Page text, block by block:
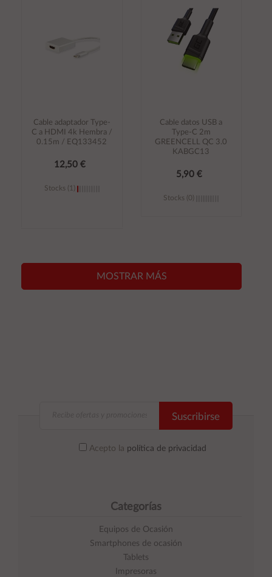
carrito
Cable adaptador Type-
C a HDMI 4k Hembra /
0.15m / EQ133452
12,50 €
Stocks (1)
Cable datos USB a
Type-C 2m
GREENCELL QC 3.0
KABGC13
5,90 €
Stocks (0)
MOSTRAR MÁS
Suscribirse
Acepto la política de privacidad
Categorías
Equipos de Ocasión
Smartphones de ocasión
Tablets
Impresoras